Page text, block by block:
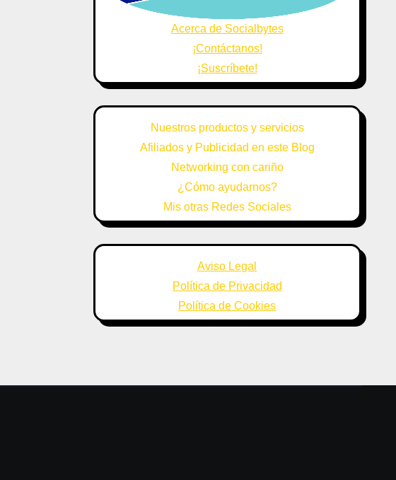
Acerca de Socialbytes
¡Contáctanos!
¡Suscríbete!
Nuestros productos y servicios
Afiliados y Publicidad en este Blog
Networking con cariño
¿Cómo ayudarnos?
Mis otras Redes Sociales
Aviso Legal
Política de Privacidad
Política de Cookies